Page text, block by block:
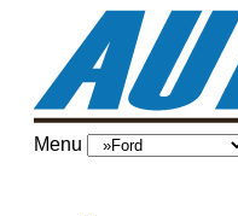
Menu